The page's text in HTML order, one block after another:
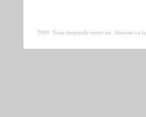
2009. Toate drepturile rezervate. Abonati-va la